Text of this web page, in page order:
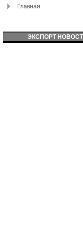
Главная
ЭКСПОРТ